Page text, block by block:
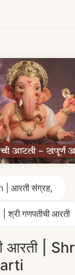
| आरती संग्रह,
गणपतीची आरती
आरती |